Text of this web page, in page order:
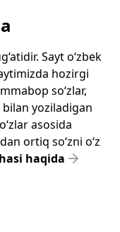
Sayt o‘zbek
hozirgi
so‘zlar,
yoziladigan
asosida
ortiq so‘zni o‘z
haqida